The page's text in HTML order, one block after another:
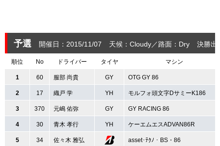
予選 開催日：2015/11/07 天候：Cloudy 路面：Dry 決勝出
順位 No ドライバー タイヤ マシン
1 60 服部 尚貴 GY OTG GY 86
2 17 織戸 学 YH モルフォ頭文字DサミーK186
3 370 元嶋 佑弥 GY GY RACING 86
4 30 青木 孝行 YH ケーエムエスADVAN86R
5 34 佐々木 雅弘 asset･ﾃｸﾉ・BS・86